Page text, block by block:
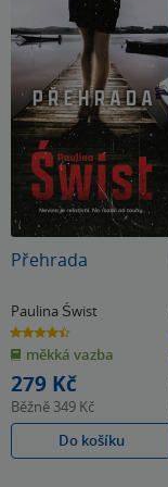
Přehrada
Paulina Świst
4.4
z
5
hvězdiček
měkká vazba
279 Kč
Běžně 349 Kč
Do košíku